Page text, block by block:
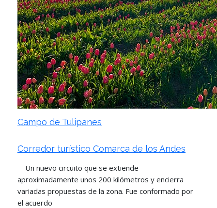
Campo de Tulipanes
Corredor turístico Comarca de los Andes
Un nuevo circuito que se extiende
aproximadamente unos 200 kilómetros y encierra
variadas propuestas de la zona. Fue conformado por
el acuerdo